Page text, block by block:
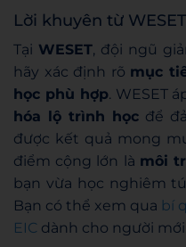
Lời khuyên từ WESET
Tại WESET, đội ngũ
hãy xác định rõ mục
học phù hợp. WESET
hóa lộ trình học để
được kết quả mong
điểm cộng lớn là môi
bạn vừa học nghiêm
Bạn có thể xem qua bí
EIC dành cho người mới.